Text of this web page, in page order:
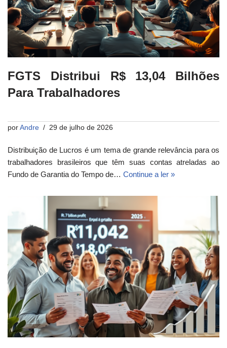
FGTS Distribui R$ 13,04 Bilhões
Para Trabalhadores
por Andre 29 de julho de 2026
Distribuição de Lucros é um tema de grande relevância para os
trabalhadores brasileiros que têm suas contas atreladas ao
Fundo de Garantia do Tempo de… Continue a ler »